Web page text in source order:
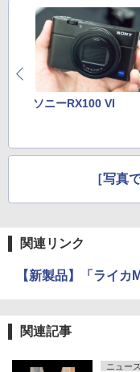
ソニーRX100 VI
［写真
関連リンク
【新製品】「ライカ
関連記事
ニュース